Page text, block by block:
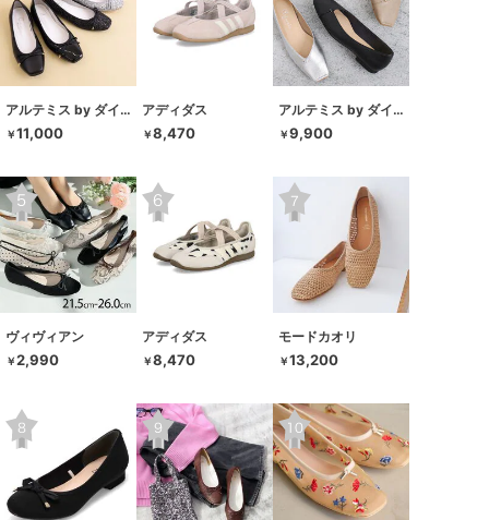
アルテミス by ダイアナ
￥11,000
アディダス
￥8,470
アルテミス by ダイアナ
￥9,900
ヴィヴィアン
￥2,990
アディダス
￥8,470
モードカオリ
￥13,200